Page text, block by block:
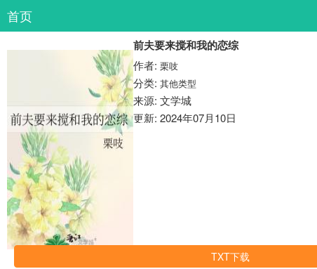
首页
前夫要来搅和我的恋综
作者: 栗吱
分类: 其他类型
来源: 文学城
更新: 2024年07月10日
TXT下载